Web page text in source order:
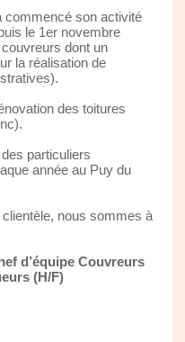
commencé son activité
le 1er novembre
dont un
la réalisation de
des toitures
particuliers
année au Puy du
nous sommes à
d’équipe Couvreurs
(H/F)